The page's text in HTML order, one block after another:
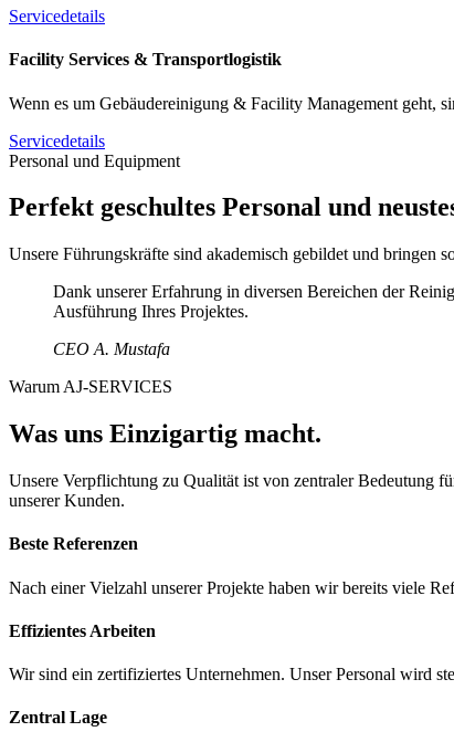
Servicedetails
Facility Services & Transportlogistik
Wenn es um Gebäudereinigung & Facility Management geht,
Servicedetails
Personal und Equipment
Perfekt geschultes Personal und
Unsere Führungskräfte sind akademisch gebildet und bringen
Dank unserer Erfahrung in diversen Bereichen der
Ausführung Ihres Projektes.
CEO A. Mustafa
Warum AJ-SERVICES
Was uns Einzigartig macht.
Unsere Verpflichtung zu Qualität ist von zentraler Bedeutung
unserer Kunden.
Beste Referenzen
Nach einer Vielzahl unserer Projekte haben wir bereits viele
Effizientes Arbeiten
Wir sind ein zertifiziertes Unternehmen. Unser Personal wird
Zentral Lage